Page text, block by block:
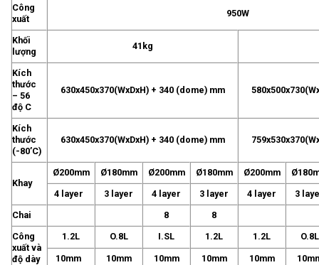
Công
xuất
950W
Khối
lượng
41kg
Kích
thước
– 56
độ C
630x450x370(WxDxH) + 340 (dome) mm
Kích
thước
(-80’C)
630x450x370(WxDxH) + 340 (dome) mm
Khay
Ø200mm Ø180mm Ø200mm Ø180mm Ø200mm
4 layer
3 layer 4 layer 3 layer 4 layer
3
Chai
8
8
Công
xuất và
độ dày
1.2L O.8L I.SL 1.2L 1.2L O.8L
10mm 10mm 10mm 10mm 10mm